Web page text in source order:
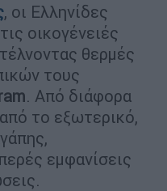
, οι Ελληνίδες
οικογένειές
θερμές
τους
. Από διάφορα
το εξωτερικό,
εμφανίσεις